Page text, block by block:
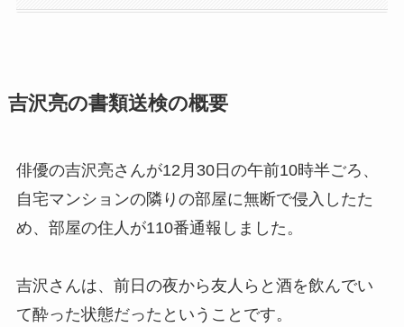
吉沢亮の書類送検の概要
俳優の吉沢亮さんが12月30日の午前10時半ごろ、
自宅マンションの隣りの部屋に無断で侵入したた
め、部屋の住人が110番通報しました。
吉沢さんは、前日の夜から友人らと酒を飲んでい
て酔った状態だったということです。